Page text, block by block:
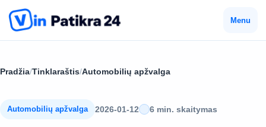
Menu
Pradžia/Tinklaraštis/Automobilių apžvalga
Automobilių apžvalga 2026-01-12 6 min. skaitymas